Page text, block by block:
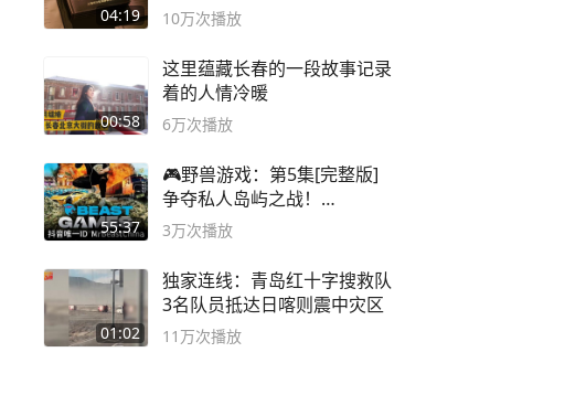
04:19 10万次播放
00:58
这里蕴藏长春的一段故事记录
着的人情冷暖
6万次播放
55:37
🎮野兽游戏：第5集[完整版]
争夺私人岛屿之战！
#MrBeastChina
3万次播放
01:02
独家连线：青岛红十字搜救队
3名队员抵达日喀则震中灾区
11万次播放